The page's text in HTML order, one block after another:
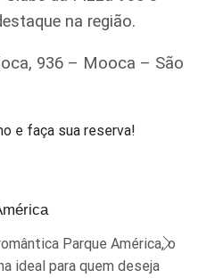
na região.
936 – Mooca – São
e faça sua reserva!
Parque América, o
ideal para quem deseja